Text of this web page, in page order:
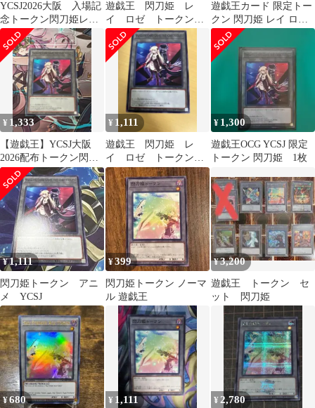
YCSJ2026大阪 入場記
念トークン閃刀姫レ
イ、ロゼ
遊戯王 閃刀姫 レ
イ ロゼ トークン
クロニクル アニメジ
ャパン YCSJ
遊戯王カード 限定トー
クン 閃刀姫 レイ ロゼ
AJ
¥ 1,333
【遊戯王】YCSJ大阪
2026配布トークン閃刀
姫
¥ 1,111
遊戯王 閃刀姫 レ
イ ロゼ トークン
クロニクル アニメジ
ャパン YCSJ
¥ 1,300
遊戯王OCG YCSJ 限定
トークン 閃刀姫 1枚
¥1,111
閃刀姫トークン アニ
メ YCSJ
¥399
閃刀姫トークン ノーマ
ル 遊戯王
¥3,200
遊戯王 トークン セ
ット 閃刀姫
¥680 ¥ 1,111 ¥ 2,780